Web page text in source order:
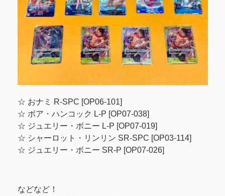
☆ おナミ R-SPC [OP06-101]
☆ ボア・ハンコック L-P [OP07-038]
☆ ジュエリー・ボニー L-P [OP07-019]
☆ シャーロット・リンリン SR-SPC [OP03-114]
☆ ジュエリー・ボニー SR-P [OP07-026]
などなど！